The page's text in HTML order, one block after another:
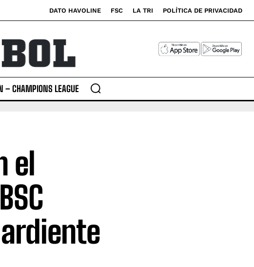
DATO HAVOLINE FSC LA TRI POLÍTICA DE PRIVACIDAD
– CHAMPIONS LEAGUE
el